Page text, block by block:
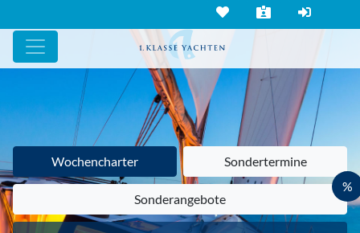
Wochencharter Sondertermine
Sonderangebote
%